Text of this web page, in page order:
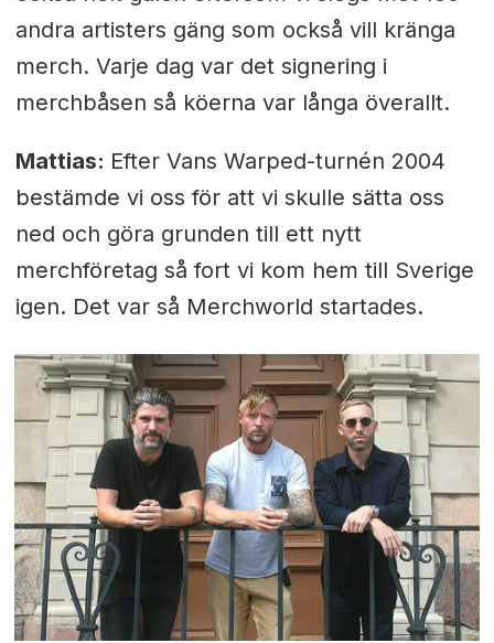
andra artisters gäng som också vill kränga
merch. Varje dag var det signering i
merchbåsen så köerna var långa överallt.
Mattias: Efter Vans Warped-turnén 2004
bestämde vi oss för att vi skulle sätta oss
ned och göra grunden till ett nytt
merchföretag så fort vi kom hem till Sverige
igen. Det var så Merchworld startades.